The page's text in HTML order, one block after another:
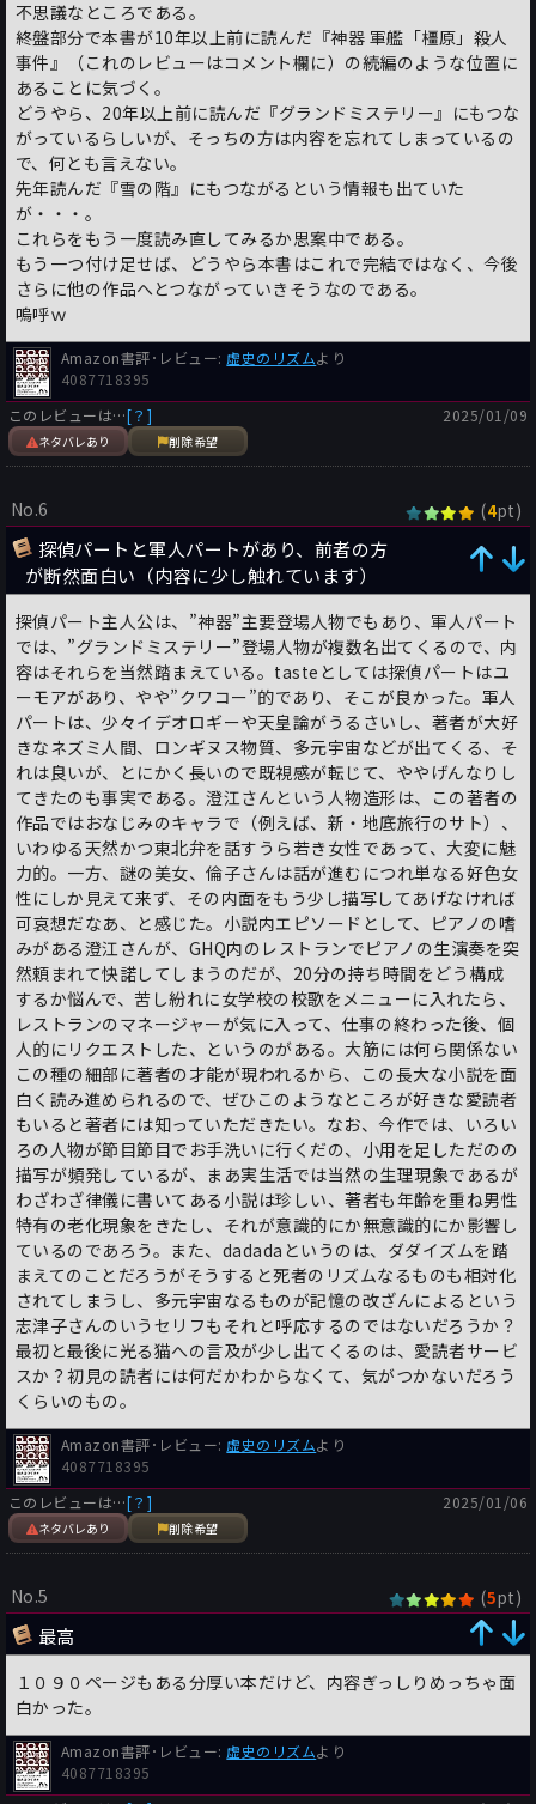
不思議なところである。
終盤部分で本書が10年以上前に読んだ『神器 軍艦「橿原」殺人
事件』（これのレビューはコメント欄に）の続編のような位置に
あることに気づく。
どうやら、20年以上前に読んだ『グランドミステリー』にもつな
がっているらしいが、そっちの方は内容を忘れてしまっているの
で、何とも言えない。
先年読んだ『雪の階』にもつながるという情報も出ていた
が・・・。
これらをもう一度読み直してみるか思案中である。
もう一つ付け足せば、どうやら本書はこれで完結ではなく、今後
さらに他の作品へとつながっていきそうなのである。
嗚呼ｗ
Amazon書評･レビュー: 虚史のリズムより
4087718395
このレビューは…[？]
ネタバレあり 削除希望
2025/01/09
No.6 (4pt)
探偵パートと軍人パートがあり、前者の方
が断然面白い（内容に少し触れています）
探偵パート主人公は、”神器”主要登場人物でもあり、軍人パート
では、”グランドミステリー”登場人物が複数名出てくるので、内
容はそれらを当然踏まえている。tasteとしては探偵パートはユ
ーモアがあり、やや”クワコー”的であり、そこが良かった。軍人
パートは、少々イデオロギーや天皇論がうるさいし、著者が大好
きなネズミ人間、ロンギヌス物質、多元宇宙などが出てくる、そ
れは良いが、とにかく長いので既視感が転じて、ややげんなりし
てきたのも事実である。澄江さんという人物造形は、この著者の
作品ではおなじみのキャラで（例えば、新・地底旅行のサト）、
いわゆる天然かつ東北弁を話すうら若き女性であって、大変に魅
力的。一方、謎の美女、倫子さんは話が進むにつれ単なる好色女
性にしか見えて来ず、その内面をもう少し描写してあげなければ
可哀想だなあ、と感じた。小説内エピソードとして、ピアノの嗜
みがある澄江さんが、GHQ内のレストランでピアノの生演奏を突
然頼まれて快諾してしまうのだが、20分の持ち時間をどう構成
するか悩んで、苦し紛れに女学校の校歌をメニューに入れたら、
レストランのマネージャーが気に入って、仕事の終わった後、個
人的にリクエストした、というのがある。大筋には何ら関係ない
この種の細部に著者の才能が現われるから、この長大な小説を面
白く読み進められるので、ぜひこのようなところが好きな愛読者
もいると著者には知っていただきたい。なお、今作では、いろい
ろの人物が節目節目でお手洗いに行くだの、小用を足しただのの
描写が頻発しているが、まあ実生活では当然の生理現象であるが
わざわざ律儀に書いてある小説は珍しい、著者も年齢を重ね男性
特有の老化現象をきたし、それが意識的にか無意識的にか影響し
ているのであろう。また、dadadaというのは、ダダイズムを踏
まえてのことだろうがそうすると死者のリズムなるものも相対化
されてしまうし、多元宇宙なるものが記憶の改ざんによるという
志津子さんのいうセリフもそれと呼応するのではないだろうか？
最初と最後に光る猫への言及が少し出てくるのは、愛読者サービ
スか？初見の読者には何だかわからなくて、気がつかないだろう
くらいのもの。
Amazon書評･レビュー: 虚史のリズムより
4087718395
このレビューは…[？]
ネタバレあり 削除希望
2025/01/06
No.5 (5pt)
最高
１０９０ページもある分厚い本だけど、内容ぎっしりめっちゃ面
白かった。
Amazon書評･レビュー: 虚史のリズムより
4087718395